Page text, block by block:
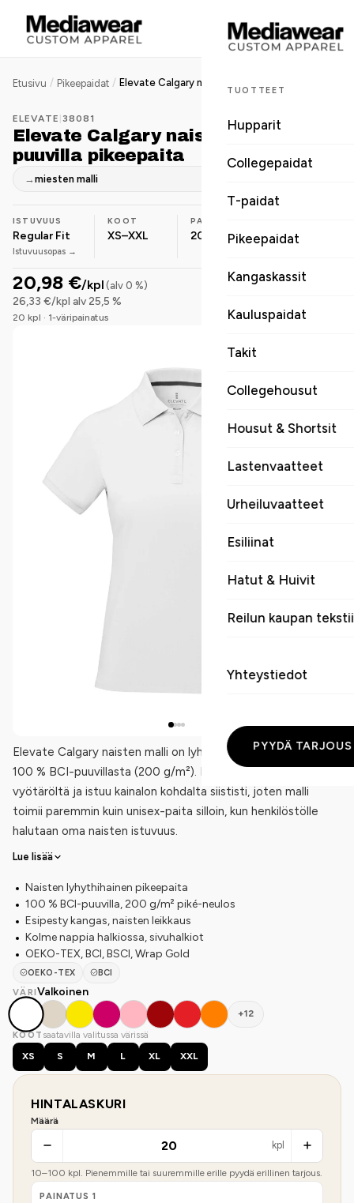
TUOTTEET
Hupparit
Collegepaidat
T-paidat
Pikeepaidat
Kangaskassit
Kauluspaidat
Takit
Collegehousut
Housut & Shortsit
Lastenvaatteet
Urheiluvaatteet
Esiliinat
Hatut & Huivit
Reilun kaupan
Yhteystiedot
PYYDÄ TARJOUS
Etusivu / Pikeepaidat /
ELEVATE 38081
Elevate Calgary naisten BCI-
puuvilla pikeepaita
→miesten malli
ISTUVUUS
Regular Fit
Istuvuusopas →
KOOT
XS–XXL
PAINO
200 g/m² Puuvilla
20,98 €/kpl (alv 0 %)
26,33 €/kpl alv 25,5 %
20 kpl · 1-väripainatus
Elevate Calgary naisten malli on lyhythihainen pikeepaita
100 % BCI-puuvillasta (200 g/m²). Naisten leikkaus kapenee
vyötäröltä ja istuu kainalon kohdalta siististi, joten malli
toimii paremmin kuin unisex-paita silloin, kun henkilöstölle
halutaan oma naisten istuvuus.
Lue lisää
Naisten lyhythihainen pikeepaita
100 % BCI-puuvilla, 200 g/m² piké-neulos
Esipesty kangas, naisten leikkaus
Kolme nappia halkiossa, sivuhalkiot
OEKO-TEX, BCI, BSCI, Wrap Gold
OEKO-TEX
BCI
VÄRIValkoinen
+12
KOOT saatavilla valitussa värissä
XS
S M L XL XXL
HINTALASKURI
Määrä
kpl
10–100 kpl. Pienemmille tai suuremmille erille pyydä erillinen tarjous.
PAINATUS 1